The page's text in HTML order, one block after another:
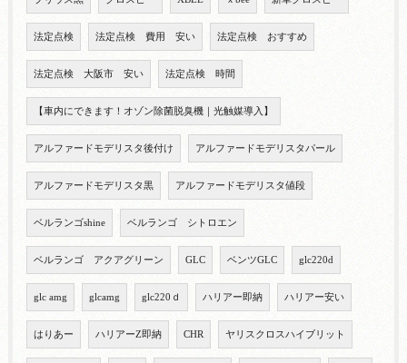
法定点検 法定点検 費用 安い 法定点検 おすすめ
法定点検 大阪市 安い 法定点検 時間
【車内にできます！オゾン除菌脱臭機｜光触媒導入】
アルファードモデリスタ後付け アルファードモデリスタパール
アルファードモデリスタ黒 アルファードモデリスタ値段
ベルランゴshine ベルランゴ シトロエン
ベルランゴ アクアグリーン GLC ベンツGLC glc220d
glc amg glcamg glc220ｄ ハリアー即納 ハリアー安い
はりあー ハリアーZ即納 CHR ヤリスクロスハイブリット